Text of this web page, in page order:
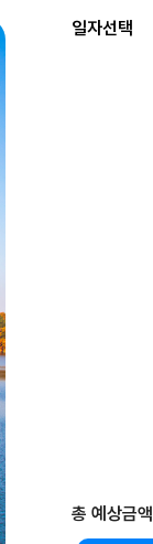
일자선택
총 예상금액